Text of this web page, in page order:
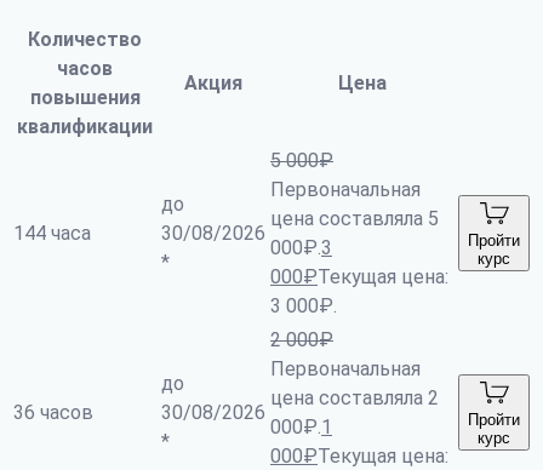
Количество
часов
повышения
квалификации
Акция Цена
144 часа
до
30/08/2026
*
5 000₽
Первоначальная
цена составляла 5
000₽.3
000₽Текущая цена:
3 000₽.
Пройти
курс
36 часов
до
30/08/2026
*
2 000₽
Первоначальная
цена составляла 2
000₽.1
000₽Текущая цена:
Пройти
курс